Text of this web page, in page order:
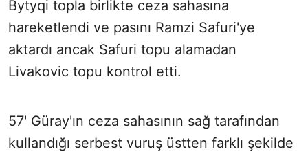
Bytyqi topla birlikte ceza sahasına
hareketlendi ve pasını Ramzi Safuri'ye
aktardı ancak Safuri topu alamadan
Livakovic topu kontrol etti.
57' Güray'ın ceza sahasının sağ tarafından
kullandığı serbest vuruş üstten farklı şekilde